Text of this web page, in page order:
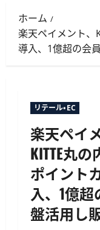
ホーム
楽天ペイメント、
導入、1億超の会
リテール・EC
楽天ペイ
KITTE丸
ポイント
入、1億
盤活用し